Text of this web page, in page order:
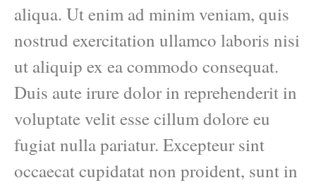
aliqua. Ut enim ad minim veniam, quis
nostrud exercitation ullamco laboris nisi
ut aliquip ex ea commodo consequat.
Duis aute irure dolor in reprehenderit in
voluptate velit esse cillum dolore eu
fugiat nulla pariatur. Excepteur sint
occaecat cupidatat non proident, sunt in